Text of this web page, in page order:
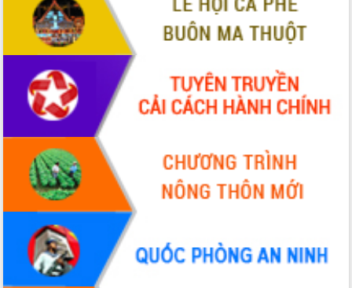
Lễ phát động chuỗi hoạt động chung
tay làm sạch môi trường
Xã Ea Kar bước chuyển mình trong
công tác cải cách hành chính mô hình
UBND tỉnh họp báo định kỳ tháng 4
năm 2026
Hội thảo khoa học “Giải pháp thúc đẩy
phát triển nền kinh tế xanh tại tỉnh
Đắk Lắk”
Tăng cường giám sát, đôn đốc thực
hiện nhiệm vụ quản lý tài sản công
hàng tuần
Tháo gỡ những vướng mắc, đẩy mạnh
công tác cải cách thủ tục hành chính
tại Trung tâm Phục vụ hành chính
công tỉnh